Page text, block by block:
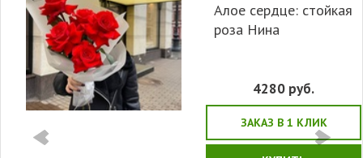
Алое сердце: стойкая
роза Нина
4280 руб.
ЗАКАЗ В 1 КЛИК